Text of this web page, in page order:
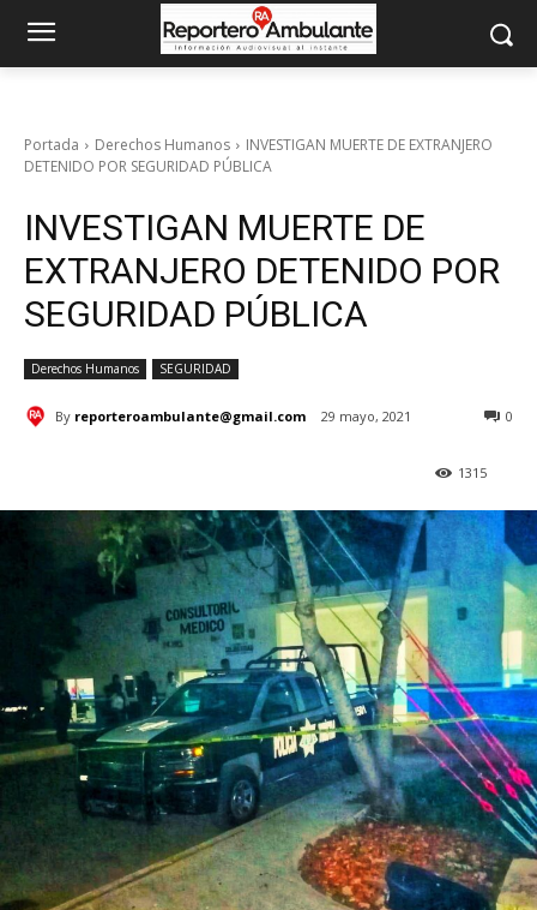
Portada Derechos Humanos
INVESTIGAN MUERTE DE EXTRANJERO
DETENIDO POR SEGURIDAD PÚBLICA
INVESTIGAN MUERTE DE
EXTRANJERO DETENIDO POR
SEGURIDAD PÚBLICA
Derechos Humanos SEGURIDAD
By reporteroambulante@gmail.com 29 mayo, 2021 0
1315